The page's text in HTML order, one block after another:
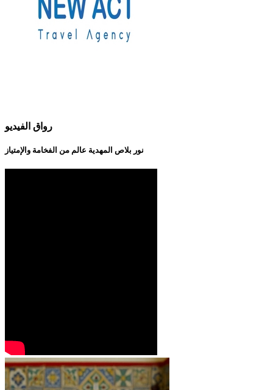
رواق الفيديو
نور بلاص المهدية عالم من الفخامة والإمتياز